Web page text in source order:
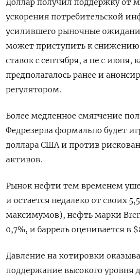
ускорения потребительской
усилившего рыночные
может приступить к
ставок с сентября, а не с июня,
предполагалось ранее и
регулятором.
Более медленное смягчение
Федрезерва формально будет
доллара США и против
активов.
Рынок нефти тем временем
и остается недалеко от своих
максимумов), нефть марки
0,7%, и баррель оценивается в
Давление на котировки
поддержание высокого уровня